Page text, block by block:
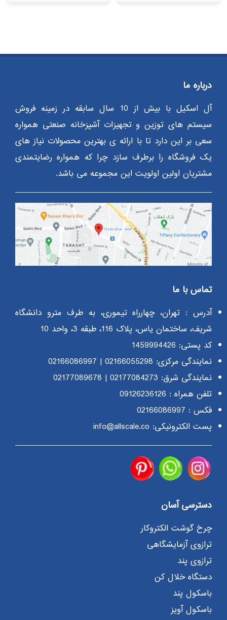
درباره ما
آل اسکیل با بیش از 10 سال سابقه در زمینه فروش
سیستم های توزین و تجهیزات آشپزخانه صنعتی همواره
سعی بر این دارد تا با ارائه ی بهترین محصولات نیاز های
یک فروشگاه را برطرف سازد چرا که همواره رضایتمندی
مشتریان اولین اولویت این مجموعه می باشد.
تماس با ما
آدرس : تهران، چهارراه تیموری، به طرف مترو دانشگاه
شریف، ساختمان یاس، پلاک 116، طبقه 3، واحد 10
کد پستی: 1459994426
نمایندگی مرکزی: 02166055298
|
02166086997
نمایندگی شرق: 02177084273
|
02177089678
تلفن همراه : 09126236126
فکس : 02166086997
پست الکترونیکی: info@allscale.co
دسترسی آسان
چرخ گوشت الکتروکار
ترازوی آزمایشگاهی
ترازوی پند
دستگاه خلال کن
باسکول پند
باسکول آویز